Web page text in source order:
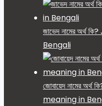
জাভেদ নামের
Bengali
জোবায়েদ নামের
meaning in